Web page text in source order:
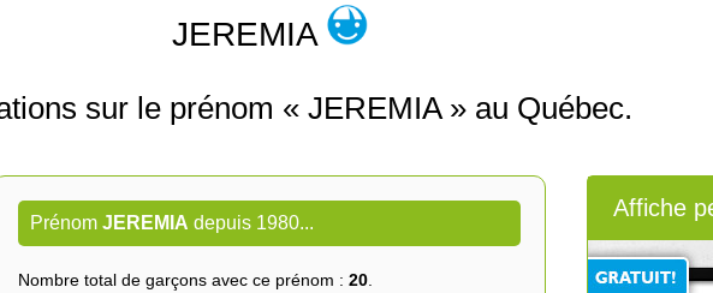
JEREMIA
sur le prénom « JEREMIA » au Québec.
Prénom JEREMIA depuis 1980...
Nombre total de garçons avec ce prénom : 20
Affiche